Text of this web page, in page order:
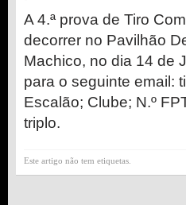
A 4.ª prova de Tiro
decorrer no Pavilhão
Machico, no dia 14 de
para o seguinte email:
Escalão; Clube; N.º
triplo.
Este artigo não tem etiquetas.